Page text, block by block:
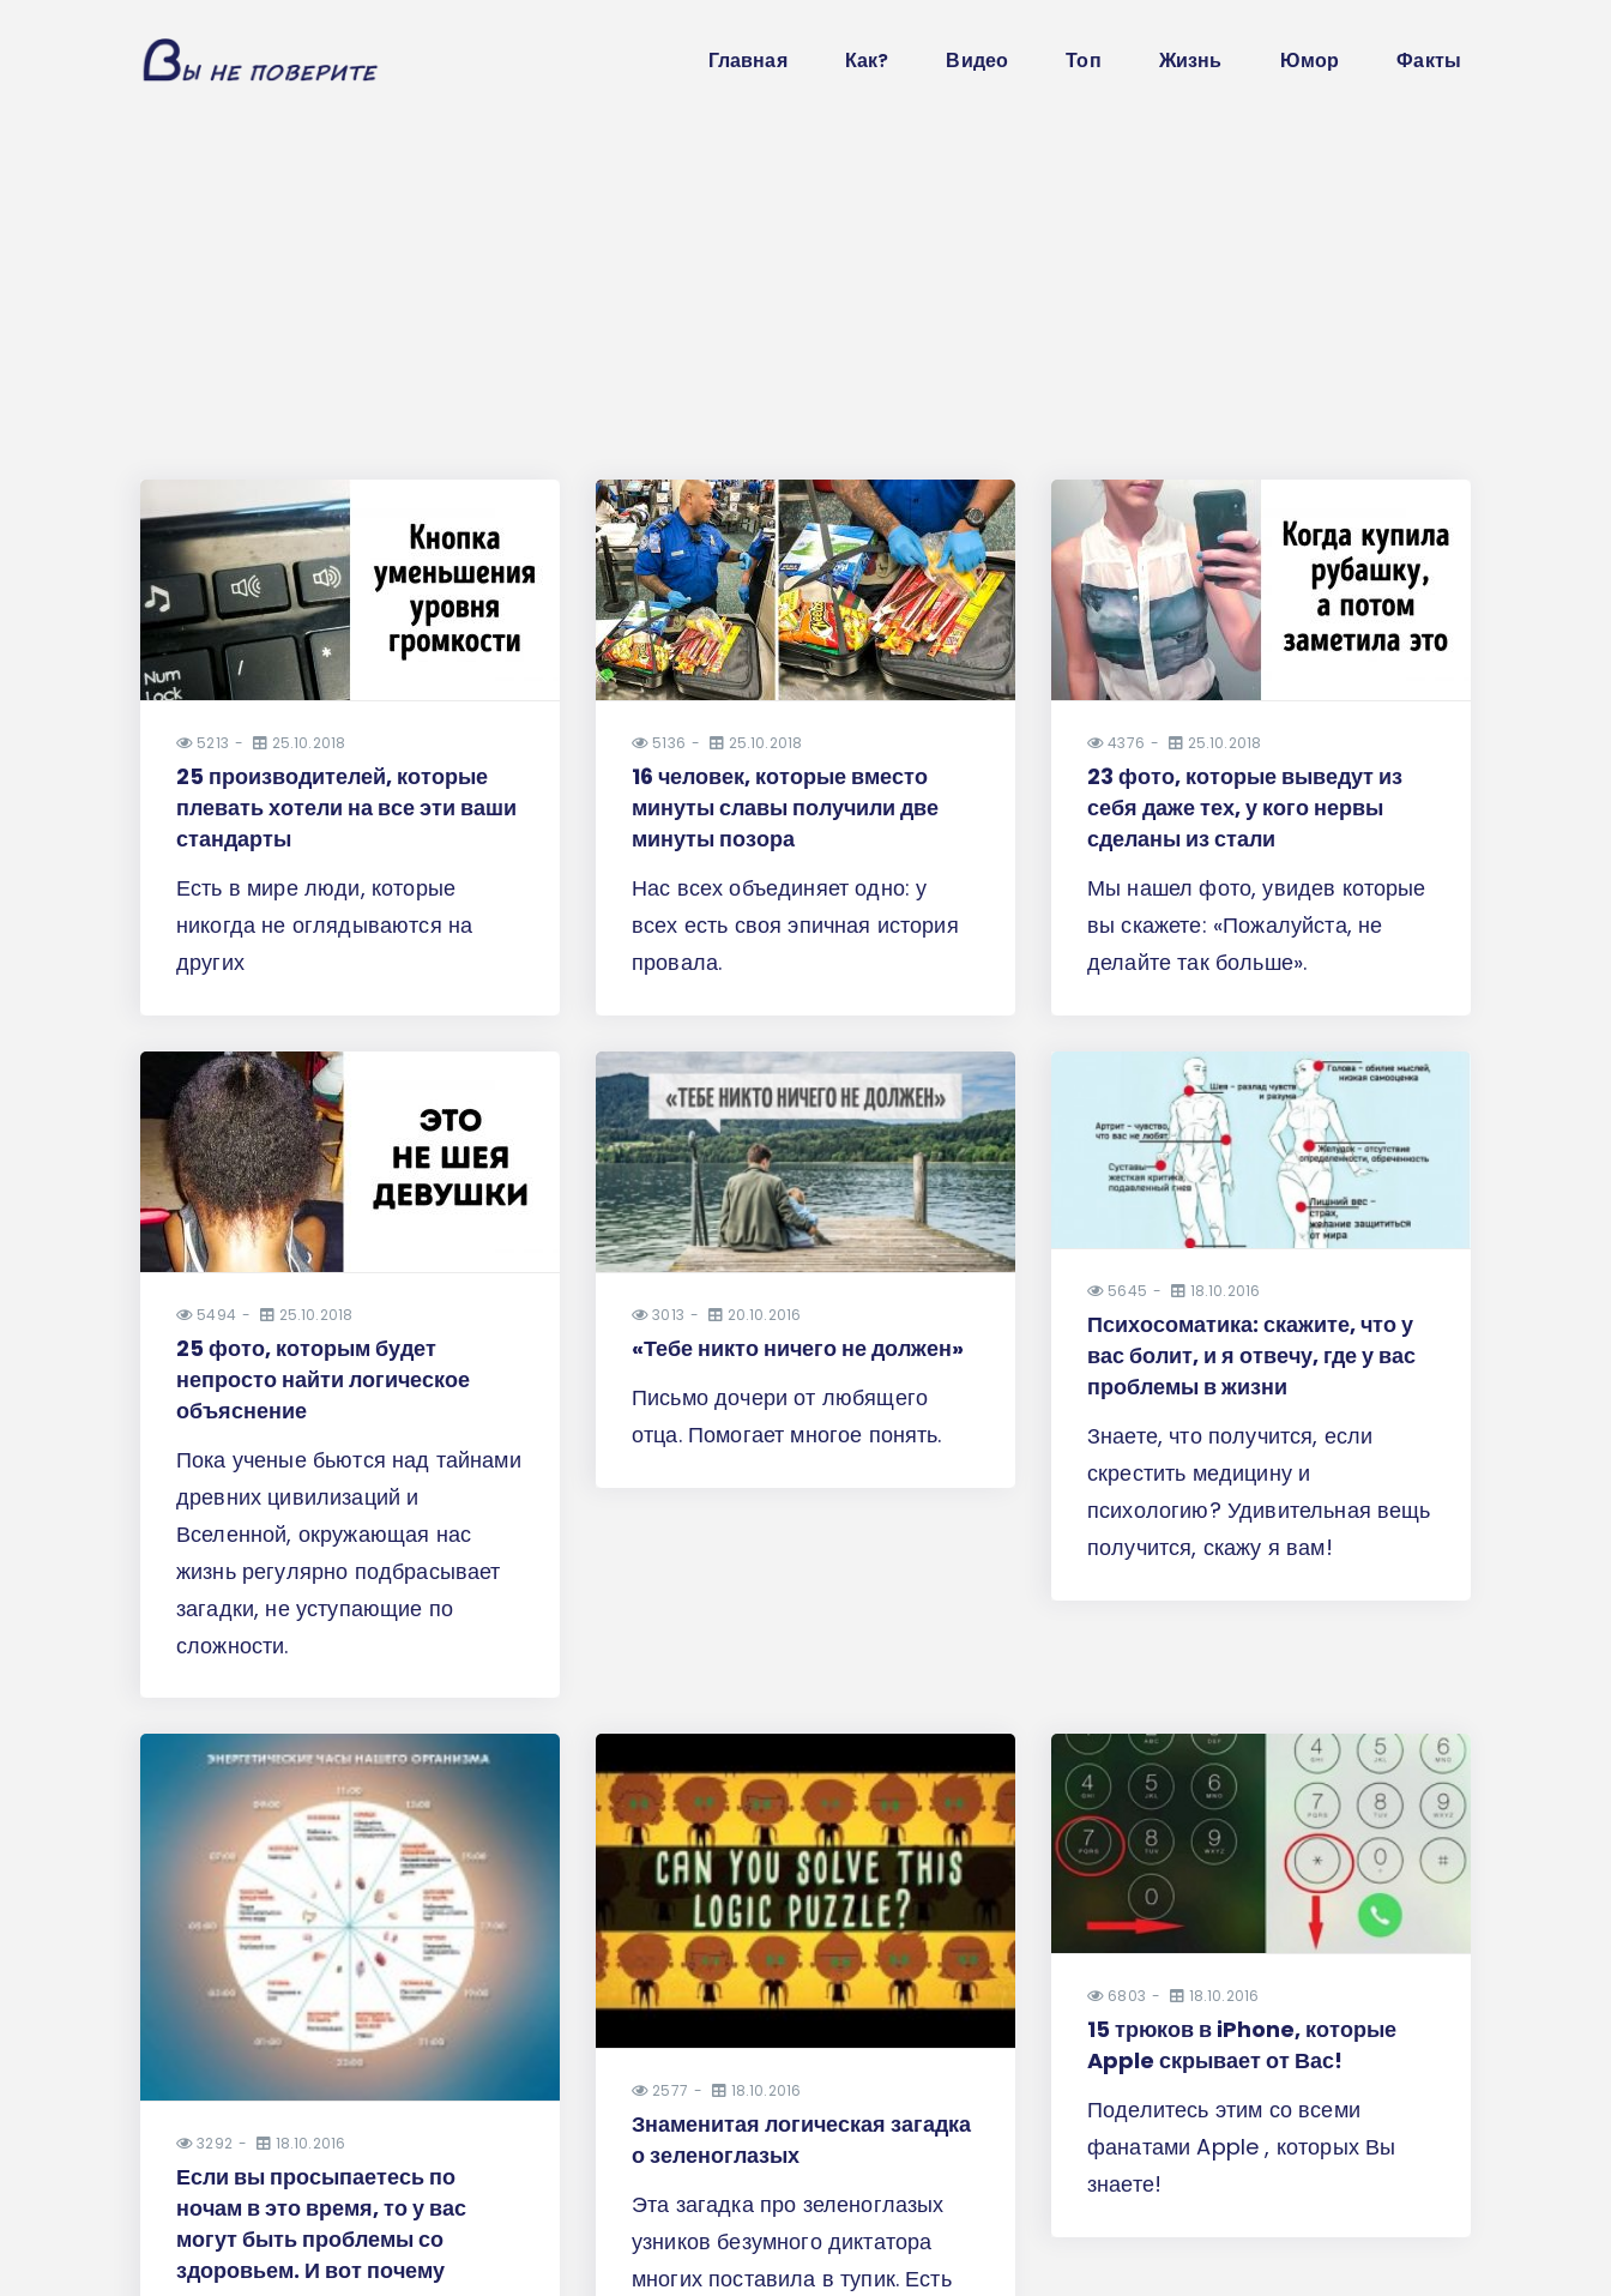
Главная Как? Видео Топ Жизнь Юмор Факты
5213 25.10.2018
25 производителей, которые
плевать хотели на все эти ваши
стандарты
Есть в мире люди, которые
никогда не оглядываются на
других
5136 25.10.2018
16 человек, которые вместо
минуты славы получили две
минуты позора
Нас всех объединяет одно: у
всех есть своя эпичная история
провала.
4376 25.10.2018
23 фото, которые выведут из
себя даже тех, у кого нервы
сделаны из стали
Мы нашел фото, увидев которые
вы скажете: «Пожалуйста, не
делайте так больше».
5494 25.10.2018
25 фото, которым будет
непросто найти логическое
объяснение
Пока ученые бьются над тайнами
древних цивилизаций и
Вселенной, окружающая нас
жизнь регулярно подбрасывает
загадки, не уступающие по
сложности.
3013 20.10.2016
«Тебе никто ничего не должен»
Письмо дочери от любящего
отца. Помогает многое понять.
5645 18.10.2016
Психосоматика: скажите, что у
вас болит, и я отвечу, где у вас
проблемы в жизни
Знаете, что получится, если
скрестить медицину и
психологию? Удивительная вещь
получится, скажу я вам!
3292 18.10.2016
Если вы просыпаетесь по
ночам в это время, то у вас
могут быть проблемы со
здоровьем. И вот почему
2577 18.10.2016
Знаменитая логическая загадка
о зеленоглазых
Эта загадка про зеленоглазых
узников безумного диктатора
многих поставила в тупик. Есть
6803 18.10.2016
15 трюков в iPhone, которые
Apple скрывает от Вас!
Поделитесь этим со всеми
фанатами Apple , которых Вы
знаете!